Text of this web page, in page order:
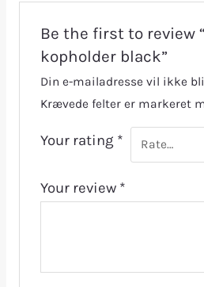
Be the first to review
kopholder black”
Din e-mailadresse vil ikke
Krævede felter er markeret
Your rating *
Your review *